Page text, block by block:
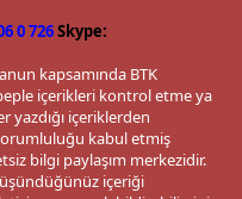
0 726Skype:
kapsamında BTK
içerikleri kontrol etme ya
yazdığı içeriklerden
kabul etmiş
bilgi paylaşım merkezidir.
içeriği